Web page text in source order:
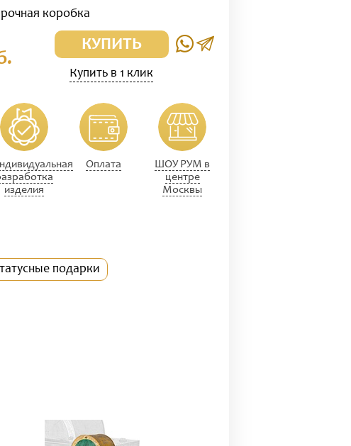
коробка
КУПИТЬ
Купить в 1 клик
изделия
Оплата
ШОУ РУМ в
центре
Москвы
подарки